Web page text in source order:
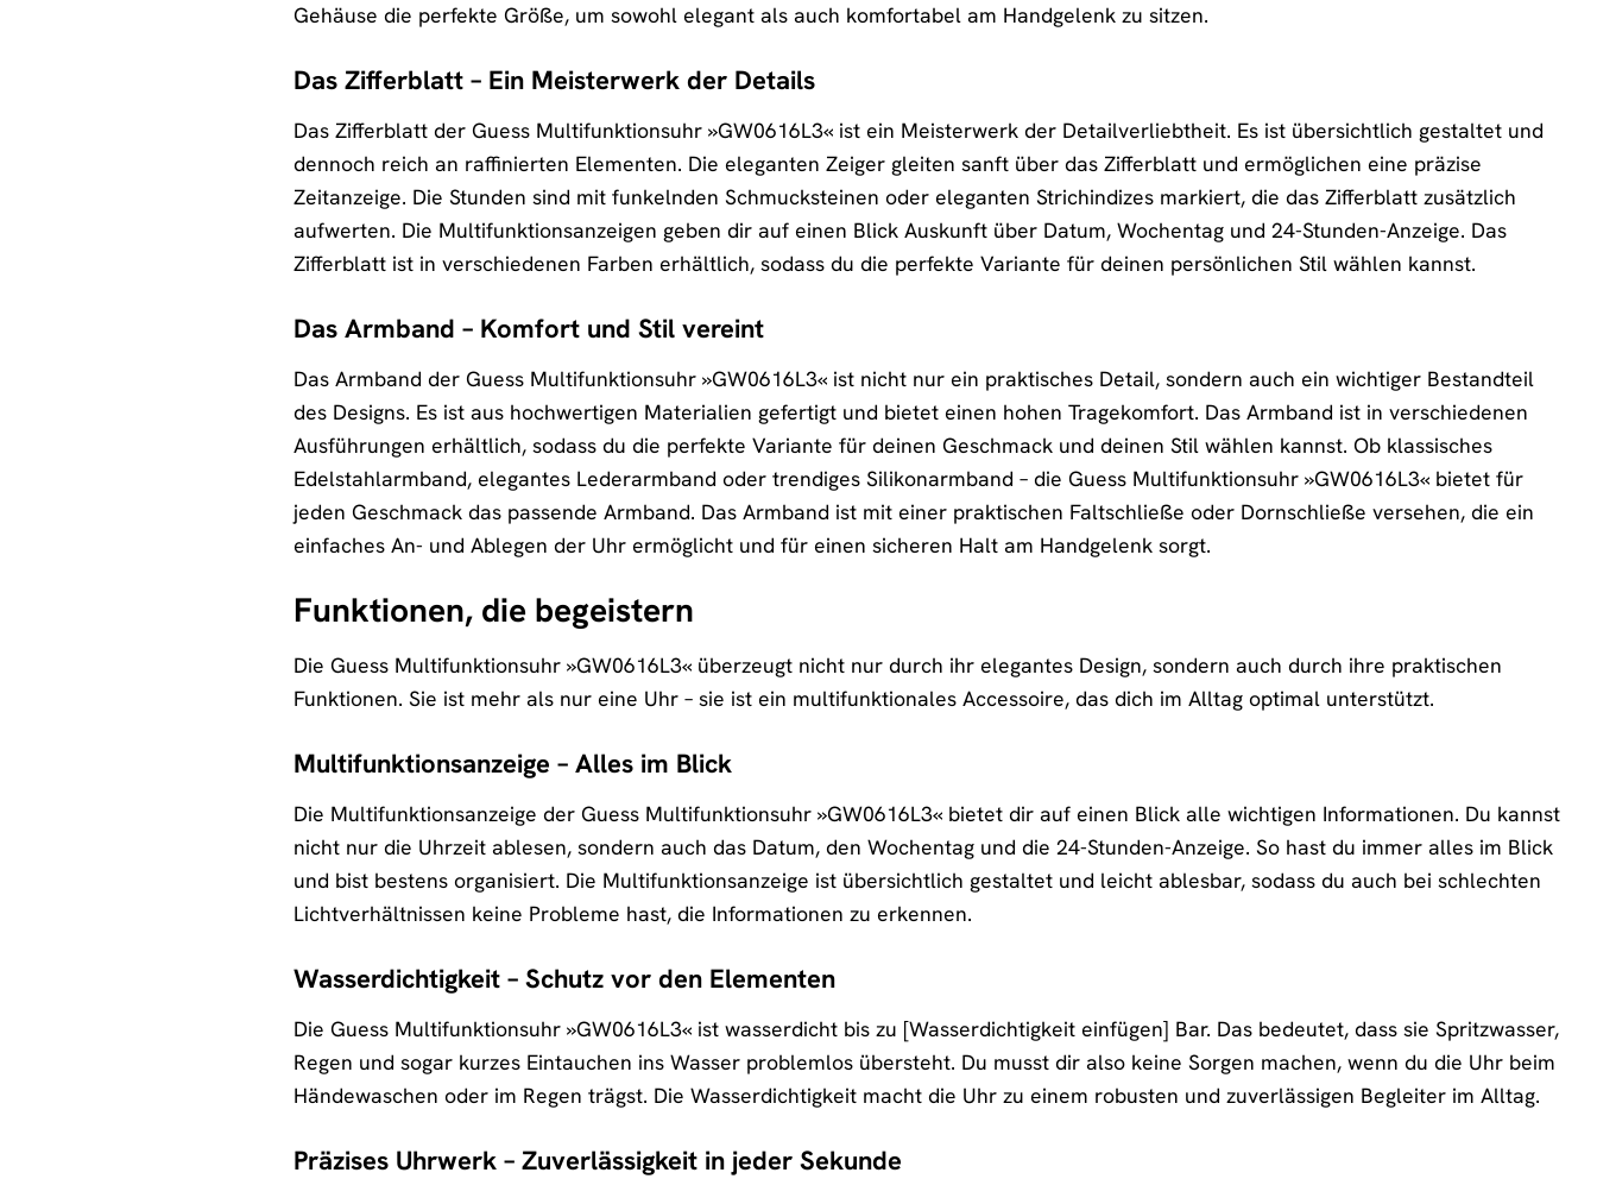
Gehäuse die perfekte Größe, um sowohl elegant als auch komfortabel am Handgelenk zu sitzen.
Das Zifferblatt – Ein Meisterwerk der Details
Das Zifferblatt der Guess Multifunktionsuhr »GW0616L3« ist ein Meisterwerk der Detailverliebtheit. Es ist übersichtlich gestaltet und
dennoch reich an raffinierten Elementen. Die eleganten Zeiger gleiten sanft über das Zifferblatt und ermöglichen eine präzise
Zeitanzeige. Die Stunden sind mit funkelnden Schmucksteinen oder eleganten Strichindizes markiert, die das Zifferblatt zusätzlich
aufwerten. Die Multifunktionsanzeigen geben dir auf einen Blick Auskunft über Datum, Wochentag und 24-Stunden-Anzeige. Das
Zifferblatt ist in verschiedenen Farben erhältlich, sodass du die perfekte Variante für deinen persönlichen Stil wählen kannst.
Das Armband – Komfort und Stil vereint
Das Armband der Guess Multifunktionsuhr »GW0616L3« ist nicht nur ein praktisches Detail, sondern auch ein wichtiger Bestandteil
des Designs. Es ist aus hochwertigen Materialien gefertigt und bietet einen hohen Tragekomfort. Das Armband ist in verschiedenen
Ausführungen erhältlich, sodass du die perfekte Variante für deinen Geschmack und deinen Stil wählen kannst. Ob klassisches
Edelstahlarmband, elegantes Lederarmband oder trendiges Silikonarmband – die Guess Multifunktionsuhr »GW0616L3« bietet für
jeden Geschmack das passende Armband. Das Armband ist mit einer praktischen Faltschließe oder Dornschließe versehen, die ein
einfaches An- und Ablegen der Uhr ermöglicht und für einen sicheren Halt am Handgelenk sorgt.
Funktionen, die begeistern
Die Guess Multifunktionsuhr »GW0616L3« überzeugt nicht nur durch ihr elegantes Design, sondern auch durch ihre praktischen
Funktionen. Sie ist mehr als nur eine Uhr – sie ist ein multifunktionales Accessoire, das dich im Alltag optimal unterstützt.
Multifunktionsanzeige – Alles im Blick
Die Multifunktionsanzeige der Guess Multifunktionsuhr »GW0616L3« bietet dir auf einen Blick alle wichtigen Informationen. Du kannst
nicht nur die Uhrzeit ablesen, sondern auch das Datum, den Wochentag und die 24-Stunden-Anzeige. So hast du immer alles im Blick
und bist bestens organisiert. Die Multifunktionsanzeige ist übersichtlich gestaltet und leicht ablesbar, sodass du auch bei schlechten
Lichtverhältnissen keine Probleme hast, die Informationen zu erkennen.
Wasserdichtigkeit – Schutz vor den Elementen
Die Guess Multifunktionsuhr »GW0616L3« ist wasserdicht bis zu [Wasserdichtigkeit einfügen] Bar. Das bedeutet, dass sie Spritzwasser,
Regen und sogar kurzes Eintauchen ins Wasser problemlos übersteht. Du musst dir also keine Sorgen machen, wenn du die Uhr beim
Händewaschen oder im Regen trägst. Die Wasserdichtigkeit macht die Uhr zu einem robusten und zuverlässigen Begleiter im Alltag.
Präzises Uhrwerk – Zuverlässigkeit in jeder Sekunde